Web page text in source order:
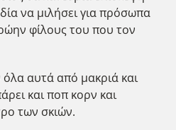
να μιλήσει για πρόσωπα
φίλους του που τον
αυτά από μακριά και
και ποπ κορν και
των σκιών.